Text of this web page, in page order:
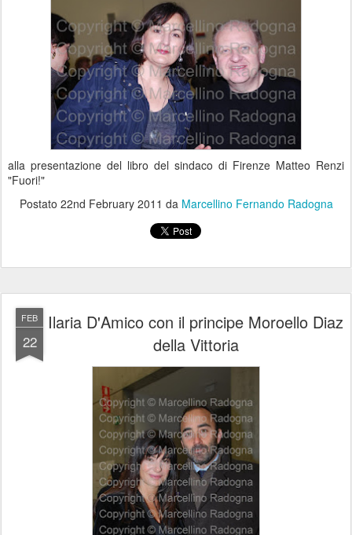
alla presentazione del libro del sindaco di Firenze Matteo Renzi
"Fuori!"
Postato 22nd February 2011 da Marcellino Fernando Radogna
FEB
22
Ilaria D'Amico con il principe Moroello Diaz
della Vittoria